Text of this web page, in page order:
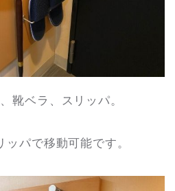
靴ベラ、スリッパ。
パで移動可能です。